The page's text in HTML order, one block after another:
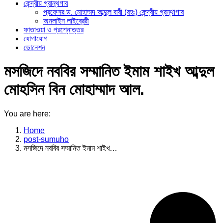
কেন্দ্রীয় গ্রান্থগার
প্রফেসর ড. মোহাম্মদ আব্দুল বারী (রহঃ) কেন্দ্রীয় গ্রন্থাগার
অনলাইন লাইব্রেরী
ফাতাওয়া ও প্রশ্নোত্তর
যোগাযোগ
ডোনেশন
মসজিদে নববির সম্মানিত ইমাম শাইখ আব্দুল
মোহসিন বিন মোহাম্মাদ আল.
You are here:
Home
post-sumuho
মসজিদে নববির সম্মানিত ইমাম শাইখ…